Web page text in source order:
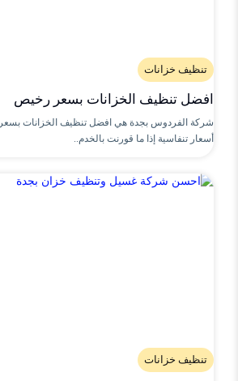
تنظيف خزانات
افضل تنظيف الخزانات بسعر رخيص
شركة الفردوس بجدة هي افضل تنظيف الخزانات بسعر
أسعار تنفاسية إذا ما قورنت بالخدم..
تنظيف خزانات